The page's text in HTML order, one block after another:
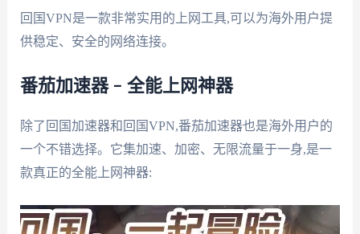
回国VPN是一款非常实用的上网工具,可以为海外用户提
供稳定、安全的网络连接。
番茄加速器 – 全能上网神器
除了回国加速器和回国VPN,番茄加速器也是海外用户的
一个不错选择。它集加速、加密、无限流量于一身,是一
款真正的全能上网神器: